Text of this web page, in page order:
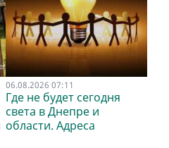
06.08.2026 07:11
Где не будет сегодня
света в Днепре и
области. Адреса